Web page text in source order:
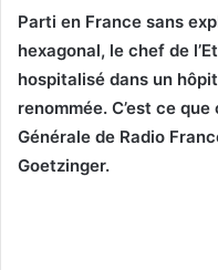
Parti en France sans
hexagonal, le chef de
hospitalisé dans un
renommée. C’est ce
Générale de Radio
Goetzinger.